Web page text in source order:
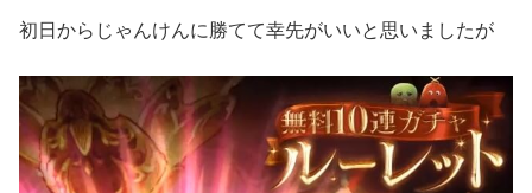
初日からじゃんけんに勝てて幸先がいいと思いましたが